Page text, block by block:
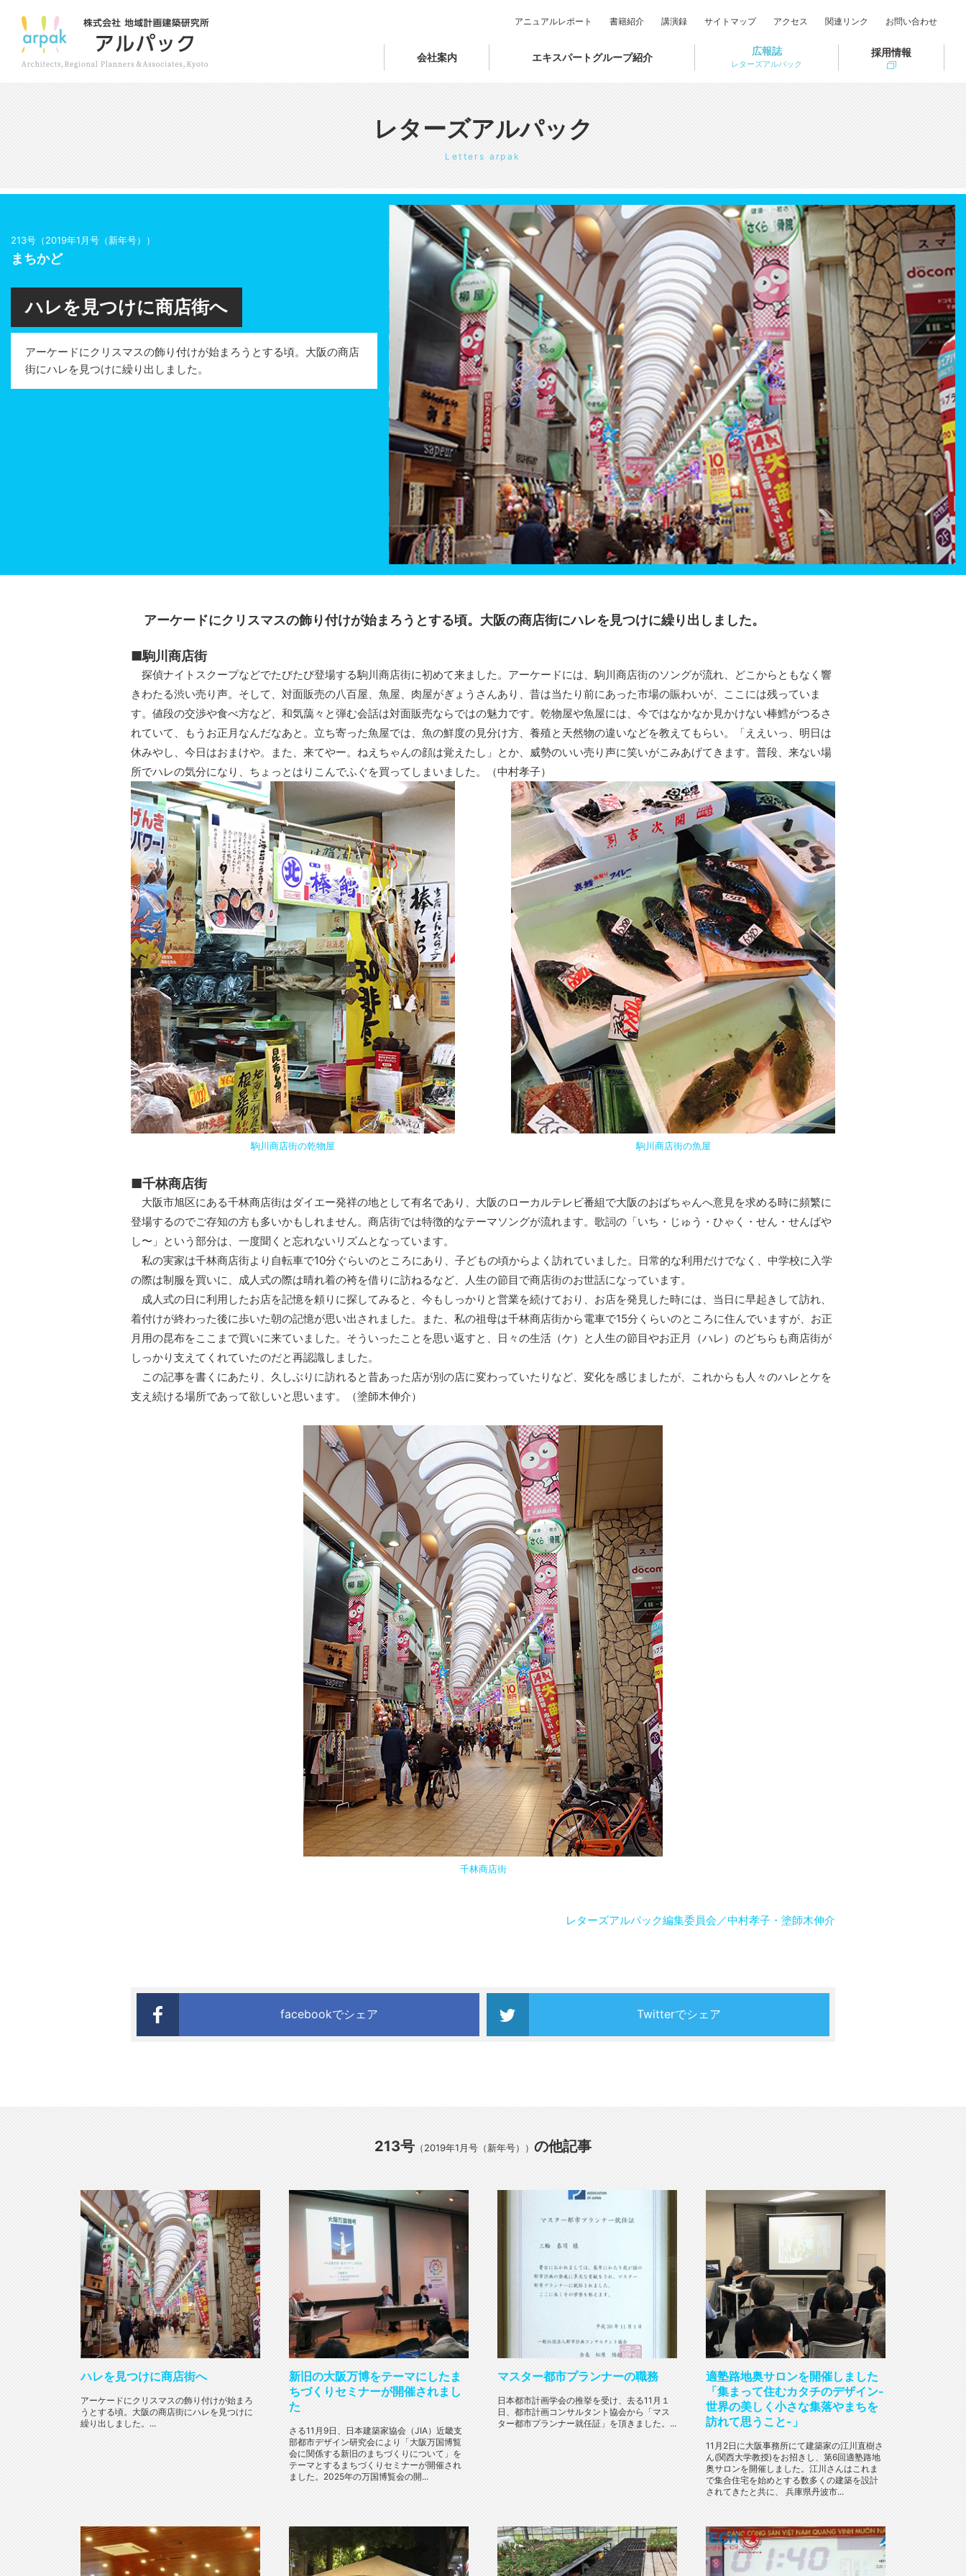
会社案内 エキスパートグループ紹介
広報誌
レターズアルパック
採用情報
アニュアルレポート 書籍紹介 講演録 サイトマップ アクセス 関連リンク お問い合わせ
レターズアルパック
Letters arpak
213号（2019年1月号（新年号））
まちかど
ハレを見つけに商店街へ
アーケードにクリスマスの飾り付けが始まろうとする頃。大阪の商店
街にハレを見つけに繰り出しました。
アーケードにクリスマスの飾り付けが始まろうとする頃。大阪の商店街にハレを見つけに繰り出しました。
■駒川商店街
探偵ナイトスクープなどでたびたび登場する駒川商店街に初めて来ました。アーケードには、駒川商店街のソングが流れ、どこからともなく響
きわたる渋い売り声。そして、対面販売の八百屋、魚屋、肉屋がぎょうさんあり、昔は当たり前にあった市場の賑わいが、ここには残っていま
す。値段の交渉や食べ方など、和気藹々と弾む会話は対面販売ならではの魅力です。乾物屋や魚屋には、今ではなかなか見かけない棒鱈がつるさ
れていて、もうお正月なんだなあと。立ち寄った魚屋では、魚の鮮度の見分け方、養殖と天然物の違いなどを教えてもらい。「ええいっ、明日は
休みやし、今日はおまけや。また、来てやー。ねえちゃんの顔は覚えたし」とか、威勢のいい売り声に笑いがこみあげてきます。普段、来ない場
所でハレの気分になり、ちょっとはりこんでふぐを買ってしまいました。（中村孝子）
駒川商店街の乾物屋 駒川商店街の魚屋
■千林商店街
大阪市旭区にある千林商店街はダイエー発祥の地として有名であり、大阪のローカルテレビ番組で大阪のおばちゃんへ意見を求める時に頻繁に
登場するのでご存知の方も多いかもしれません。商店街では特徴的なテーマソングが流れます。歌詞の「いち・じゅう・ひゃく・せん・せんばや
し〜」という部分は、一度聞くと忘れないリズムとなっています。
私の実家は千林商店街より自転車で10分ぐらいのところにあり、子どもの頃からよく訪れていました。日常的な利用だけでなく、中学校に入学
の際は制服を買いに、成人式の際は晴れ着の袴を借りに訪ねるなど、人生の節目で商店街のお世話になっています。
成人式の日に利用したお店を記憶を頼りに探してみると、今もしっかりと営業を続けており、お店を発見した時には、当日に早起きして訪れ、
着付けが終わった後に歩いた朝の記憶が思い出されました。また、私の祖母は千林商店街から電車で15分くらいのところに住んでいますが、お正
月用の昆布をここまで買いに来ていました。そういったことを思い返すと、日々の生活（ケ）と人生の節目やお正月（ハレ）のどちらも商店街が
しっかり支えてくれていたのだと再認識しました。
この記事を書くにあたり、久しぶりに訪れると昔あった店が別の店に変わっていたりなど、変化を感じましたが、これからも人々のハレとケを
支え続ける場所であって欲しいと思います。（塗師木伸介）
千林商店街
レターズアルパック編集委員会／中村孝子・塗師木伸介
facebookでシェア Twitterでシェア
213号 （2019年1月号（新年号）） の他記事
ハレを見つけに商店街へ
アーケードにクリスマスの飾り付けが始まろ
うとする頃。大阪の商店街にハレを見つけに
繰り出しました。...
新旧の大阪万博をテーマにしたま
ちづくりセミナーが開催されまし
た
さる11月9日、日本建築家協会（JIA）近畿支
部都市デザイン研究会により「大阪万国博覧
会に関係する新旧のまちづくりについて」を
テーマとするまちづくりセミナーが開催され
ました。2025年の万国博覧会の開...
マスター都市プランナーの職務
日本都市計画学会の推挙を受け、去る11月１
日、都市計画コンサルタント協会から「マス
ター都市プランナー就任証」を頂きました。...
適塾路地奥サロンを開催しました
「集まって住むカタチのデザイン-
世界の美しく小さな集落やまちを
訪れて思うこと-」
11月2日に大阪事務所にて建築家の江川直樹さ
ん(関西大学教授)をお招きし、第6回適塾路地
奥サロンを開催しました。江川さんはこれま
で集合住宅を始めとする数多くの建築を設計
されてきたと共に、 兵庫県丹波市...